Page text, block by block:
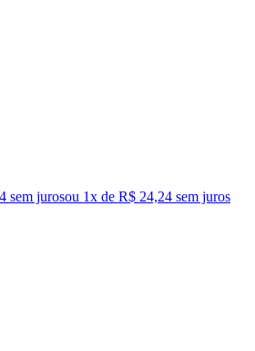
sem jurosou 1x de R$ 24,24 sem juros